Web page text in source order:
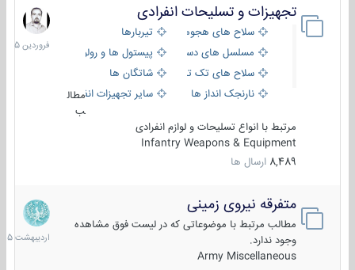
تجهیزات و تسلیحات انفرادی
سلاح های هجومی
تیربارها
مسلسل های دستی
پیستول ها و رولورها
سلاح های تک تیر اندازیشاتگان ها
نارنجک انداز ها
سایر تجهیزات انفرادی
مطال
ب
مرتبط با انواع تسلیحات و لوازم انفرادی
Infantry Weapons & Equipment
8,489 ارسال ها
17
فروردین
1405
متفرقه نیروی زمینی
مطالب مرتبط با موضوعاتی که در لیست فوق مشاهده
وجود ندارد.
Army Miscellaneous
27
1405